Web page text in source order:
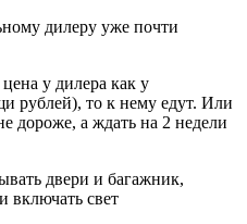
дилеру уже почти
у дилера как у
рублей), то к нему едут. Или
дороже, а ждать на 2 недели
двери и багажник,
включать свет